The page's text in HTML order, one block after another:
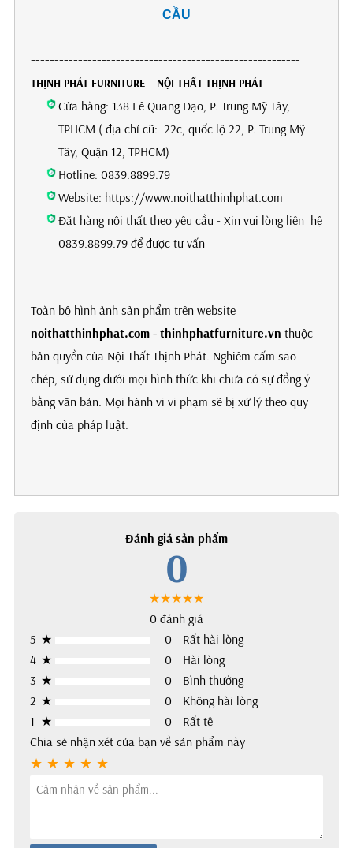
CẦU
---------------------------------------------------------
THỊNH PHÁT FURNITURE – NỘI THẤT THỊNH PHÁT
Cửa hàng: 138 Lê Quang Đạo, P. Trung Mỹ Tây,
TPHCM ( địa chỉ cũ: 22c, quốc lộ 22, P. Trung Mỹ
Tây, Quận 12, TPHCM)
Hotline: 0839.8899.79
Website: https://www.noithatthinhphat.com
Đặt hàng nội thất theo yêu cầu - Xin vui lòng liên hệ
0839.8899.79 để được tư vấn
Toàn bộ hình ảnh sản phẩm trên website
noithatthinhphat.com - thinhphatfurniture.vn thuộc
bản quyền của Nội Thất Thịnh Phát. Nghiêm cấm sao
chép, sử dụng dưới mọi hình thức khi chưa có sự đồng ý
bằng văn bản. Mọi hành vi vi phạm sẽ bị xử lý theo quy
định của pháp luật.
Đánh giá sản phẩm
0
★★★★★
0 đánh giá
5 ★ 0
Rất hài lòng
4 ★ 0
Hài lòng
3 ★ 0
Bình thường
2 ★ 0
Không hài lòng
1 ★ 0
Rất tệ
Chia sẻ nhận xét của bạn về sản phẩm này